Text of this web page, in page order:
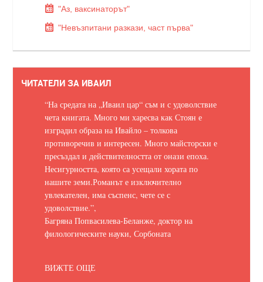
"Аз, ваксинаторът"
"Невъзпитани разкази, част първа"
ЧИТАТЕЛИ ЗА ИВАИЛ
“На средата на „Иваил цар“ съм и с удоволствие
чета книгата. Много ми харесва как Стоян е
изградил образа на Ивайло – толкова
противоречив и интересен. Много майсторски е
пресъздал и действителността от онази епоха.
Несигурността, която са усещали хората по
нашите земи.Романът е изключително
увлекателен, има съспенс, чете се с
удоволствие.”,
Багряна Попвасилева-Беланже, доктор на
филологическите науки, Сорбоната
ВИЖТЕ ОЩЕ